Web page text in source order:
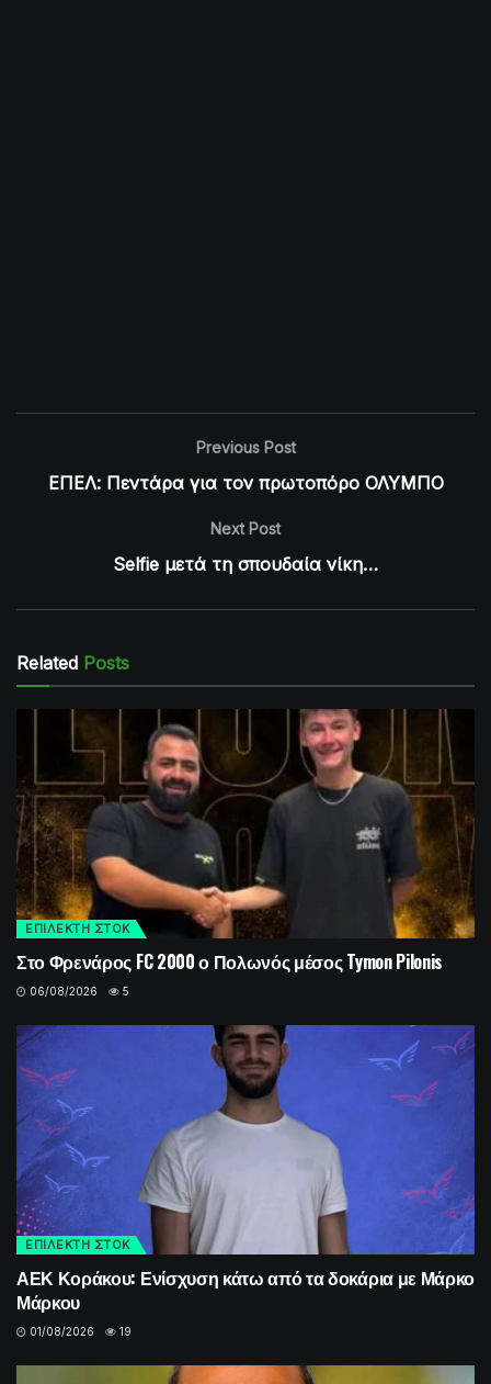
Previous Post
ΕΠΕΛ: Πεντάρα για τον πρωτοπόρο ΟΛΥΜΠΟ
Next Post
Selfie μετά τη σπουδαία νίκη…
Related Posts
ΕΠΙΛΕΚΤΗ ΣΤΟΚ
Στο Φρενάρος FC 2000 ο Πολωνός μέσος Tymon Pilonis
06/08/2026 5
ΕΠΙΛΕΚΤΗ ΣΤΟΚ
ΑΕΚ Κοράκου: Ενίσχυση κάτω από τα δοκάρια με Μάρκο
Μάρκου
01/08/2026 19